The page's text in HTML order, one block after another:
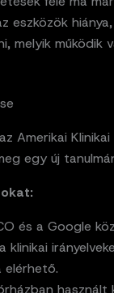
eszközök
melyik működik
Amerikai Klinikai
egy új
és a Google
klinikai
elérhető.
használt